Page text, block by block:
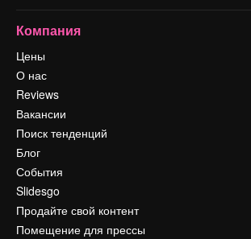
Компания
Цены
О нас
Reviews
Вакансии
Поиск тенденций
Блог
События
Slidesgo
Продайте свой контент
Помещение для прессы